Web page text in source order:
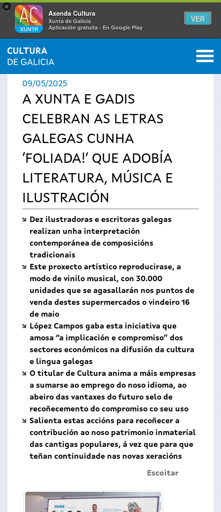
×
Axenda Cultura
Xunta de Galicia
Aplicación gratuíta - En Google Play
VER
Vostede
está
aquí
INICIO › ACTUALIDADE 0
09/05/2025
A XUNTA E GADIS
CELEBRAN AS LETRAS
GALEGAS CUNHA
‘FOLIADA!’ QUE ADOBÍA
LITERATURA, MÚSICA E
ILUSTRACIÓN
Dez ilustradoras e escritoras galegas
realizan unha interpretación
contemporánea de composicións
tradicionais
Este proxecto artístico reproducirase, a
modo de vinilo musical, con 30.000
unidades que se agasallarán nos puntos de
venda destes supermercados o vindeiro 16
de maio
López Campos gaba esta iniciativa que
amosa “a implicación e compromiso” dos
sectores económicos na difusión da cultura
e lingua galegas
O titular de Cultura anima a máis empresas
a sumarse ao emprego do noso idioma, ao
abeiro das vantaxes do futuro selo de
recoñecemento do compromiso co seu uso
Salienta estas accións para recoñecer a
contribución ao noso patrimonio inmaterial
das cantigas populares, á vez que para que
teñan continuidade nas novas xeracións
Escoitar